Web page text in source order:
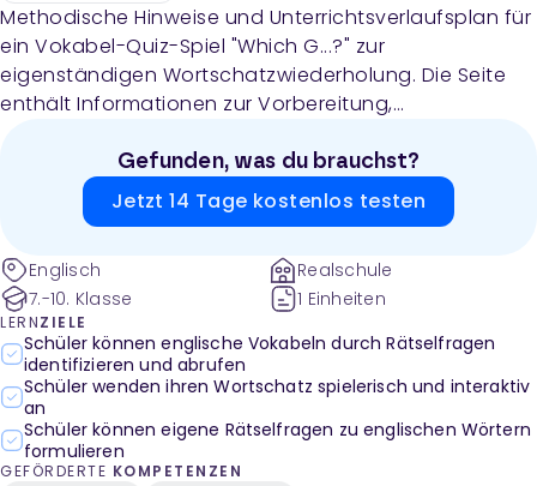
Methodische Hinweise und Unterrichtsverlaufsplan für
ein Vokabel-Quiz-Spiel "Which G...?" zur
eigenständigen Wortschatzwiederholung. Die Seite
enthält Informationen zur Vorbereitung,
des Spiels für Klassen 7–10.
Gefunden, was du brauchst?
Jetzt 14 Tage kostenlos testen
Englisch
7.-10. Klasse
Realschule
1 Einheiten
LERNZIELE
Schüler können englische Vokabeln durch Rätselfragen
identifizieren und abrufen
Schüler wenden ihren Wortschatz spielerisch und interaktiv
an
Schüler können eigene Rätselfragen zu englischen Wörtern
formulieren
GEFÖRDERTE KOMPETENZEN